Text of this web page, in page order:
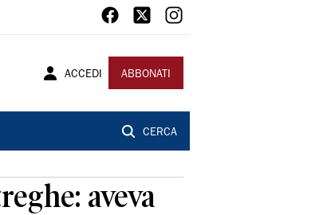
ACCEDI ABBONATI
CERCA
aveva